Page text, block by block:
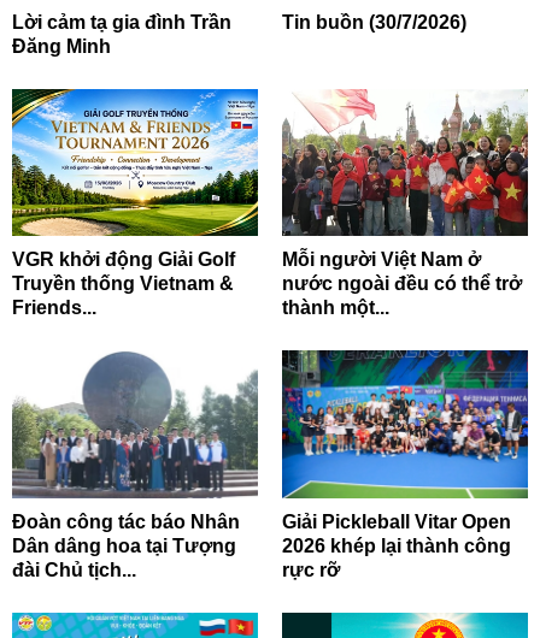
Lời cảm tạ gia đình Trần
Đăng Minh
Tin buồn (30/7/2026)
VGR khởi động Giải Golf
Truyền thống Vietnam &
Friends...
Mỗi người Việt Nam ở
nước ngoài đều có thể trở
thành một...
Đoàn công tác báo Nhân
Dân dâng hoa tại Tượng
đài Chủ tịch...
Giải Pickleball Vitar Open
2026 khép lại thành công
rực rỡ